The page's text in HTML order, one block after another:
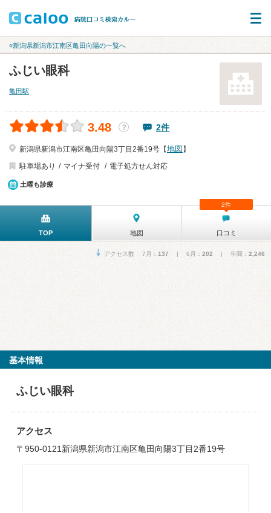
«新潟県新潟市江南区亀田向陽の一覧へ
ふじい眼科
亀田駅
3.48 ？ 2件
新潟県新潟市江南区亀田向陽3丁目2番19号【地図 】
駐車場あり
マイナ受付 電子処方せん対応
土曜も診療
TOP 地図 口コミ
2件
アクセス数 7月： 137 | 6月： 202 | 年間： 2,246
基本情報
ふじい眼科
アクセス
〒950-0121新潟県新潟市江南区亀田向陽3丁目2番19号